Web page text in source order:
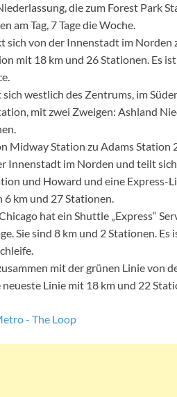
die zum Forest Park
am Tag, 7 Tage die Woche.
sich von der Innenstadt im
mit 18 km und 26 Stationen. Es
westlich des Zentrums, im
mit zwei Zweigen: Ashland
Midway Station zu Adams Station
Innenstadt im Norden und teilt
und Howard und eine Express-
6 km und 27 Stationen.
hat ein Shuttle „Express“
Sie sind 8 km und 2 Stationen.
mit der grünen Linie von
Linie mit 18 km und 22